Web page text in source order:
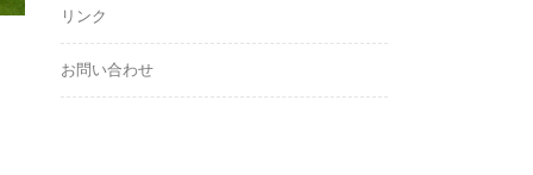
リンク
お問い合わせ